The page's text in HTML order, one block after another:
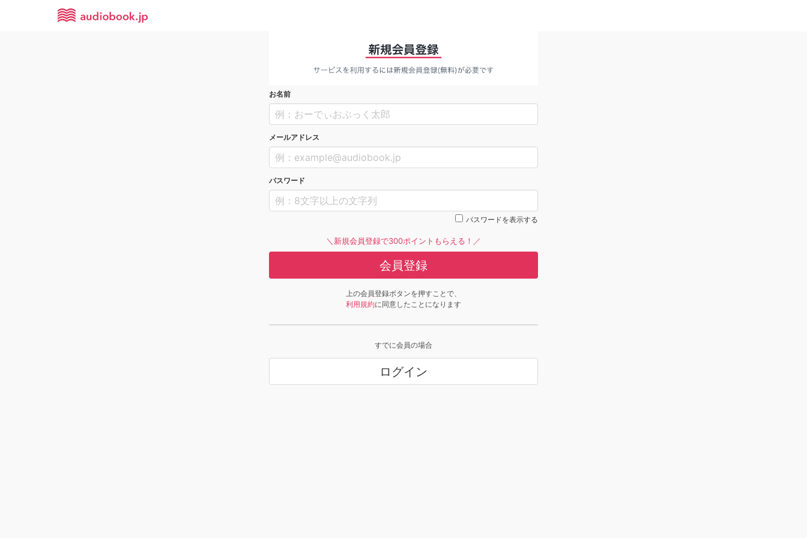
お名前
メールアドレス
パスワード
パスワードを表示する
＼新規会員登録で300ポイントもらえる！／
会員登録
上の会員登録ボタンを押すことで、
利用規約に同意したことになります
すでに会員の場合
ログイン